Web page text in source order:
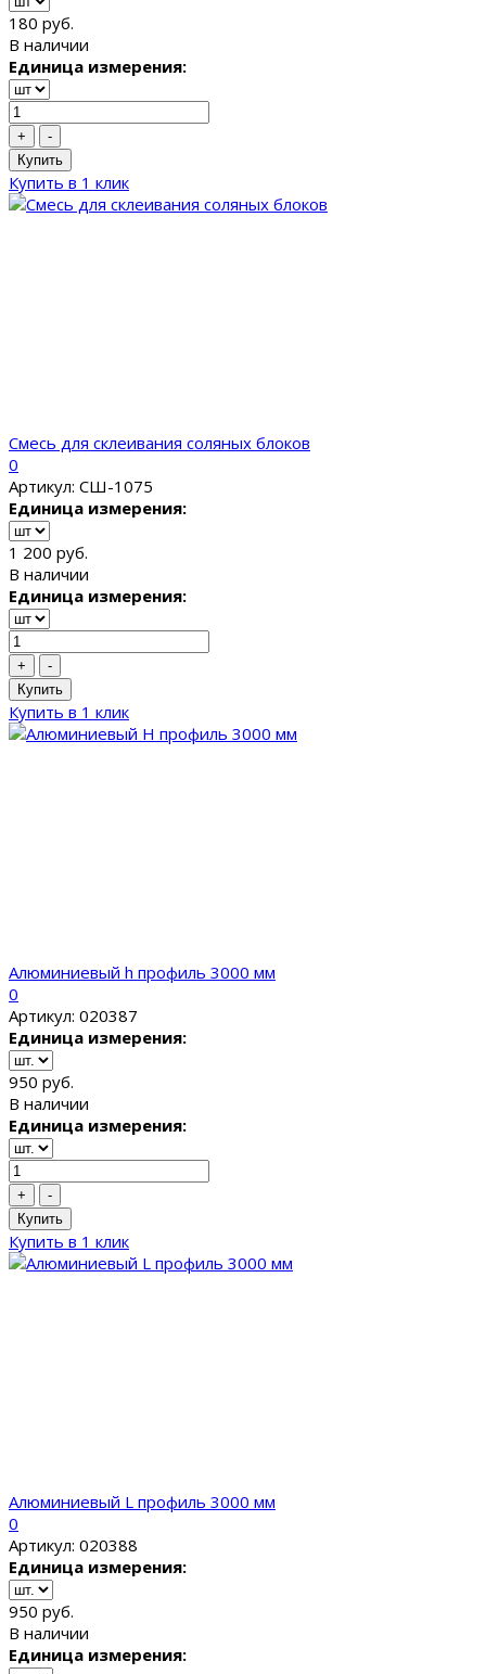
180 руб.
В наличии
Единица измерения:
+
-
Купить
Купить в 1 клик
Смесь для склеивания соляных блоков
0
Артикул: СШ-1075
Единица измерения:
1 200 руб.
В наличии
Единица измерения:
+
-
Купить
Купить в 1 клик
Алюминиевый h профиль 3000 мм
0
Артикул: 020387
Единица измерения:
950 руб.
В наличии
Единица измерения:
+
-
Купить
Купить в 1 клик
Алюминиевый L профиль 3000 мм
0
Артикул: 020388
Единица измерения:
950 руб.
В наличии
Единица измерения: